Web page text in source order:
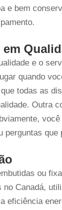
e bem
e o
quando
todas as
Outra
perguntas
ou
no Canadá,
eficiência